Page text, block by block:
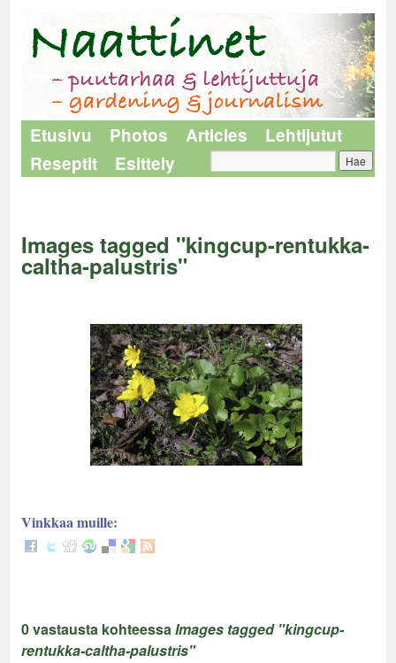
Etusivu Photos Articles
Lehtijutut
Reseptit
Esittely
Images tagged "kingcup-rentukka-
caltha-palustris"
Vinkkaa muille:
0 vastausta kohteessaImages tagged "kingcup-
rentukka-caltha-palustris"